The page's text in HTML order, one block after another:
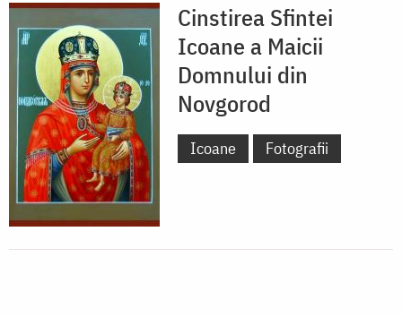
Cinstirea Sfintei
Icoane a Maicii
Domnului din
Novgorod
Icoane Fotografii